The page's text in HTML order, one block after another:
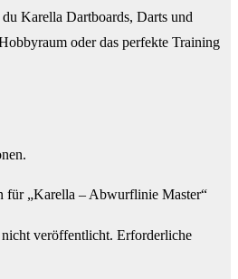
Karella Dartboards, Darts und
oder das perfekte Training
für „Karella – Abwurflinie Master“
veröffentlicht. Erforderliche